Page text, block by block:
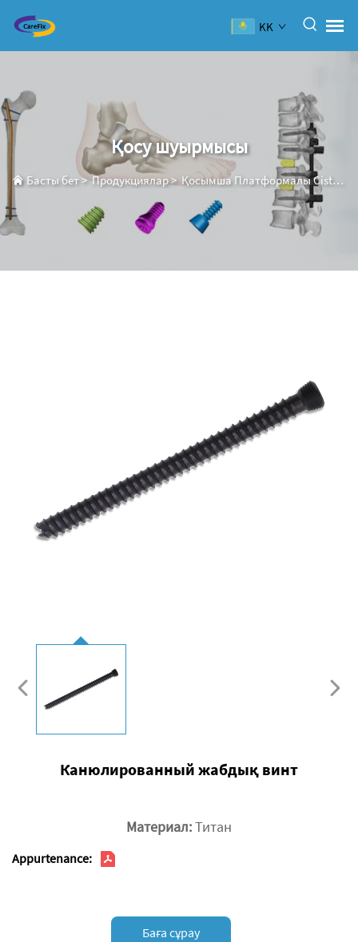
KK
Қосу шуырмысы
Басты бет>Продукциялар> Қосымша Платформалы Сistemа
Канюлированный жабдық винт
Материал:Титан
Appurtenance:
Баға сұрау